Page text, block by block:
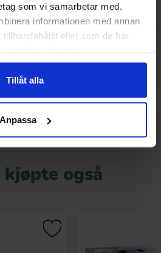
som vi samarbetar med.
informationen med annan
eller som de har
Tillåt alla
Anpassa
114g (1st)
Johny Bee
også